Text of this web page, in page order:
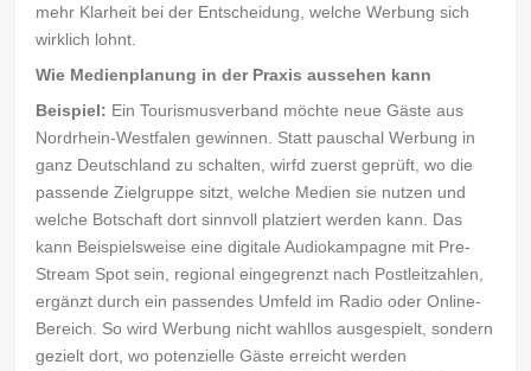
mehr Klarheit bei der Entscheidung, welche Werbung sich
wirklich lohnt.
Wie Medienplanung in der Praxis aussehen kann
Beispiel: Ein Tourismusverband möchte neue Gäste aus
Nordrhein-Westfalen gewinnen. Statt pauschal Werbung in
ganz Deutschland zu schalten, wirfd zuerst geprüft, wo die
passende Zielgruppe sitzt, welche Medien sie nutzen und
welche Botschaft dort sinnvoll platziert werden kann. Das
kann Beispielsweise eine digitale Audiokampagne mit Pre-
Stream Spot sein, regional eingegrenzt nach Postleitzahlen,
ergänzt durch ein passendes Umfeld im Radio oder Online-
Bereich. So wird Werbung nicht wahllos ausgespielt, sondern
gezielt dort, wo potenzielle Gäste erreicht werden